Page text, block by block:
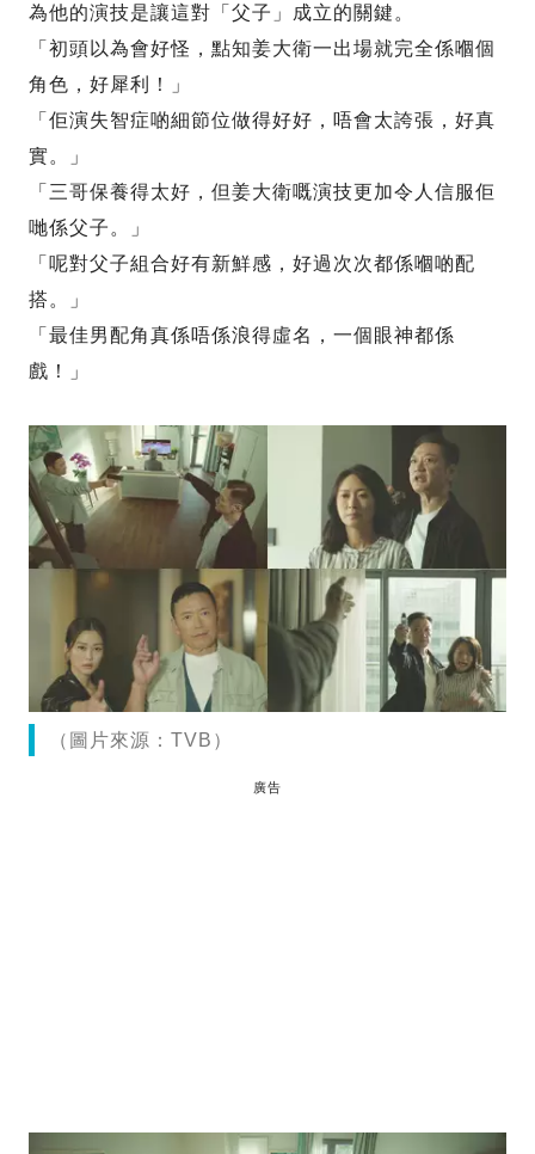
為他的演技是讓這對「父子」成立的關鍵。
「初頭以為會好怪，點知姜大衛一出場就完全係嗰個
角色，好犀利！」
「佢演失智症啲細節位做得好好，唔會太誇張，好真
實。」
「三哥保養得太好，但姜大衛嘅演技更加令人信服佢
哋係父子。」
「呢對父子組合好有新鮮感，好過次次都係嗰啲配
搭。」
「最佳男配角真係唔係浪得虛名，一個眼神都係
戲！」
（圖片來源：TVB）
廣告